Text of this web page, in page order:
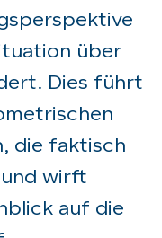
über
Dies führt
die faktisch
und wirft
auf die